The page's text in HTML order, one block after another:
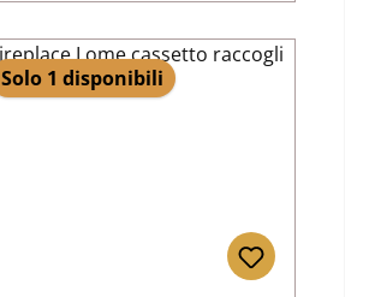
Solo 1 disponibili